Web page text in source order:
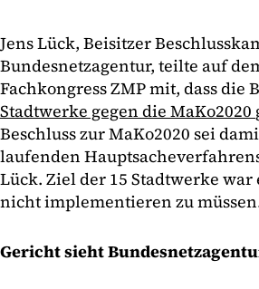
Jens Lück, Beisitzer
Bundesnetzagentur, teilte auf
Fachkongress ZMP mit, dass die
Stadtwerke gegen die MaKo2020
Beschluss zur MaKo2020 sei
laufenden
Lück. Ziel der 15 Stadtwerke war
nicht implementieren zu
Gericht sieht